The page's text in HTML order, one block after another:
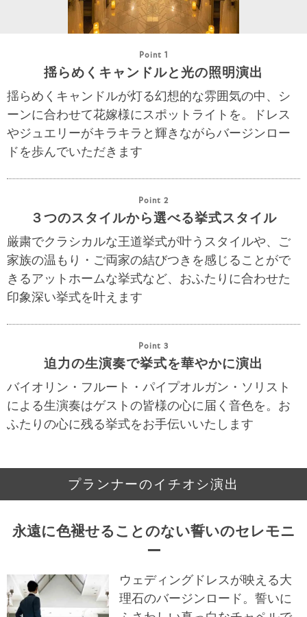
Point 1
揺らめくキャンドルと光の照明演出
揺らめくキャンドルが灯る幻想的な雰囲気の中、シ
ーンに合わせて花嫁様にスポットライトを。ドレス
やジュエリーがキラキラと輝きながらバージンロー
ドを歩んでいただきます
Point 2
３つのスタイルから選べる挙式スタイル
厳粛でクラシカルな王道挙式が叶うスタイルや、ご
家族の温もり・ご両家の結びつきを感じることがで
きるアットホームな挙式など、おふたりに合わせた
印象深い挙式を叶えます
Point 3
迫力の生演奏で挙式を華やかに演出
バイオリン・フルート・パイプオルガン・ソリスト
による生演奏はゲストの皆様の心に届く音色を。お
ふたりの心に残る挙式をお手伝いいたします
プランナーのイチオシ演出
永遠に色褪せることのない誓いのセレモニ
ー
ウェディングドレスが映える大
理石のバージンロード。誓いに